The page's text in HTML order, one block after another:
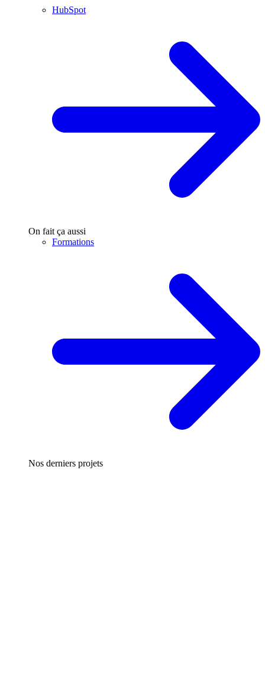
HubSpot
On fait ça aussi
Formations
Nos derniers projets